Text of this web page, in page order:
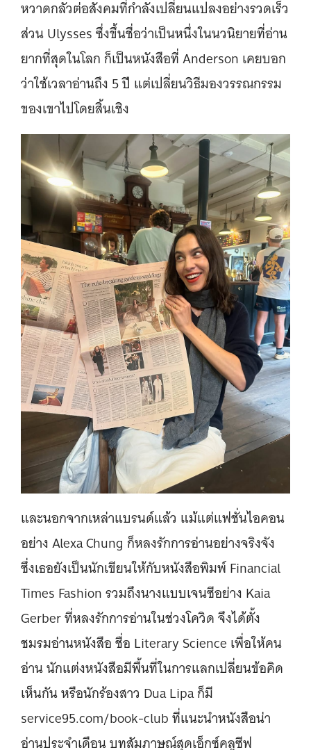
หวาดกลัวต่อสังคมที่กำลังเปลี่ยนแปลงอย่างรวดเร็ว
ส่วน Ulysses ซึ่งขึ้นชื่อว่าเป็นหนึ่งในนวนิยายที่อ่าน
ยากที่สุดในโลก ก็เป็นหนังสือที่ Anderson เคยบอก
ว่าใช้เวลาอ่านถึง 5 ปี แต่เปลี่ยนวิธีมองวรรณกรรม
ของเขาไปโดยสิ้นเชิง
และนอกจากเหล่าแบรนด์แล้ว แม้แต่แฟชั่นไอคอน
อย่าง Alexa Chung ก็หลงรักการอ่านอย่างจริงจัง
ซึ่งเธอยังเป็นนักเขียนให้กับหนังสือพิมพ์ Financial
Times Fashion รวมถึงนางแบบเจนซีอย่าง Kaia
Gerber ที่หลงรักการอ่านในช่วงโควิด จึงได้ตั้ง
ชมรมอ่านหนังสือ ชื่อ Literary Science เพื่อให้คน
อ่าน นักแต่งหนังสือมีพื้นที่ในการแลกเปลี่ยนข้อคิด
เห็นกัน หรือนักร้องสาว Dua Lipa ก็มี
service95.com/book-club ที่แนะนำหนังสือน่า
อ่านประจำเดือน บทสัมภาษณ์สุดเอ็กซ์คลูซีฟ